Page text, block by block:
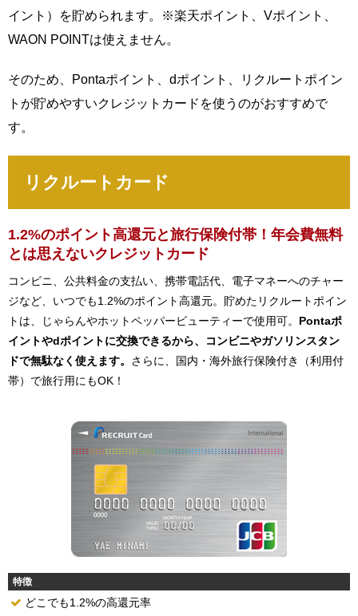
イント）を貯められます。※楽天ポイント、Vポイント、
WAON POINTは使えません。
そのため、Pontaポイント、dポイント、リクルートポイン
トが貯めやすいクレジットカードを使うのがおすすめで
す。
リクルートカード
1.2%のポイント高還元と旅行保険付帯！年会費無料
とは思えないクレジットカード
コンビニ、公共料金の支払い、携帯電話代、電子マネーへのチャー
ジなど、いつでも1.2%のポイント高還元。貯めたリクルートポイン
トは、じゃらんやホットペッパービューティーで使用可。 Pontaポ
イントやdポイントに交換できるから、コンビニやガソリンスタン
ドで無駄なく使えます。 さらに、国内・海外旅行保険付き（利用付
帯）で旅行用にもOK！
特徴
どこでも1.2%の高還元率